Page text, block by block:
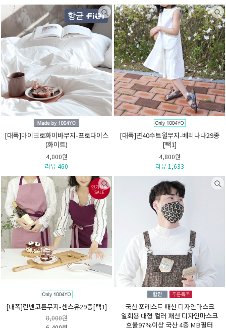
[대폭]마이크로화이바무지-프로다이스
(화이트)
4,000원
리뷰 460
[대폭]면40수트윌무지-베리나나29종
[택1]
4,800원
리뷰 1,633
[대폭]린넨코튼무지-센스유29종[택1]
8,000원
국산 포레스트 패션 디자인마스크
일회용 대형 컬러 패션 디자인마스크
효율97%이상 국산 4중 MB필터